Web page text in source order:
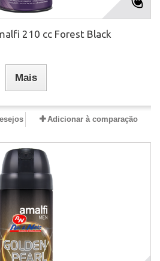
210 cc Forest Black
Mais
Adicionar à comparação